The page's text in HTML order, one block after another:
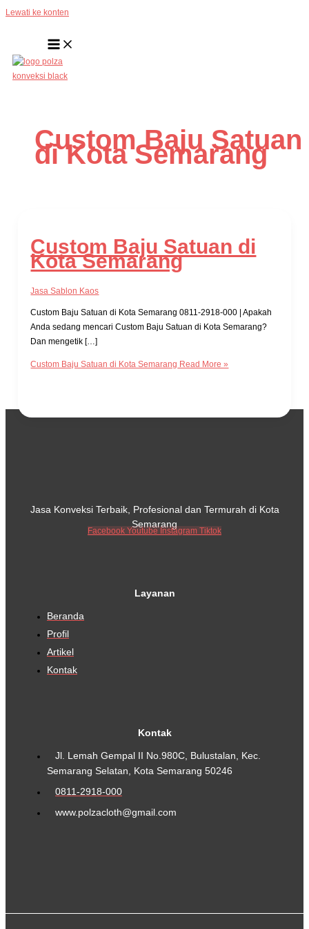
Lewati ke konten
Custom Baju Satuan
di Kota Semarang
Custom Baju Satuan di
Kota Semarang
Jasa Sablon Kaos
Custom Baju Satuan di Kota Semarang 0811-2918-000 | Apakah
Anda sedang mencari Custom Baju Satuan di Kota Semarang?
Dan mengetik […]
Custom Baju Satuan di Kota Semarang Read More »
Jasa Konveksi Terbaik, Profesional dan Termurah di Kota
Semarang
Facebook Youtube Instagram Tiktok
Layanan
Beranda
Profil
Artikel
Kontak
Kontak
Jl. Lemah Gempal II No.980C, Bulustalan, Kec.
Semarang Selatan, Kota Semarang 50246
0811-2918-000
www.polzacloth@gmail.com